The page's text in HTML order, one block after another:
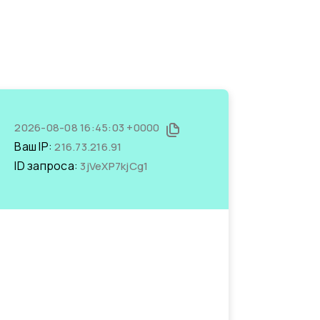
2026-08-08 16:45:03 +0000
Ваш IP:216.73.216.91
ID запроса: 3jVeXP7kjCg1